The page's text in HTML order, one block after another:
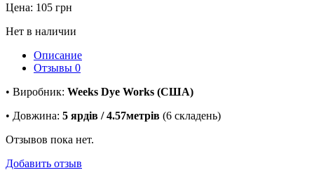
Цена: 105 грн
Нет в наличии
Описание
Отзывы 0
• Виробник: Weeks Dye Works (США)
• Довжина: 5 ярдів / 4.57метрів (6 складень)
Отзывов пока нет.
Добавить отзыв